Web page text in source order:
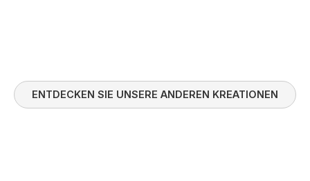
ENTDECKEN SIE UNSERE ANDEREN KREATIONEN